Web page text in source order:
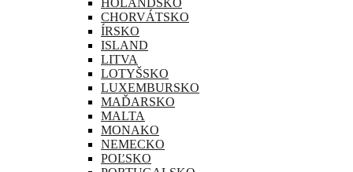
HOLANDSKO
CHORVÁTSKO
ÍRSKO
ISLAND
LITVA
LOTYŠSKO
LUXEMBURSKO
MAĎARSKO
MALTA
MONAKO
NEMECKO
POĽSKO